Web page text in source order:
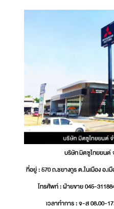
บริษัท มิตซูไทยยนต์
ที่อยู่ : 570 ถ.ชยางกูร ต.ในเมือง อ.
โทรศัพท์ : ฝ่ายขาย 045-
เวลาทำการ : จ-ส 08.00-